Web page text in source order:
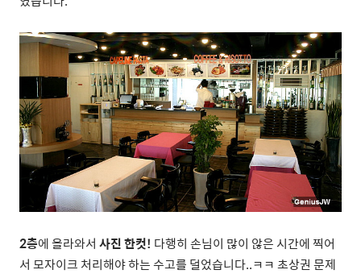
2층에 올라와서 사진 한컷! 다행히 손님이 많이 않은 시간에 찍어
서 모자이크 처리해야 하는 수고를 덜었습니다..ㅋㅋ 초상권 문제